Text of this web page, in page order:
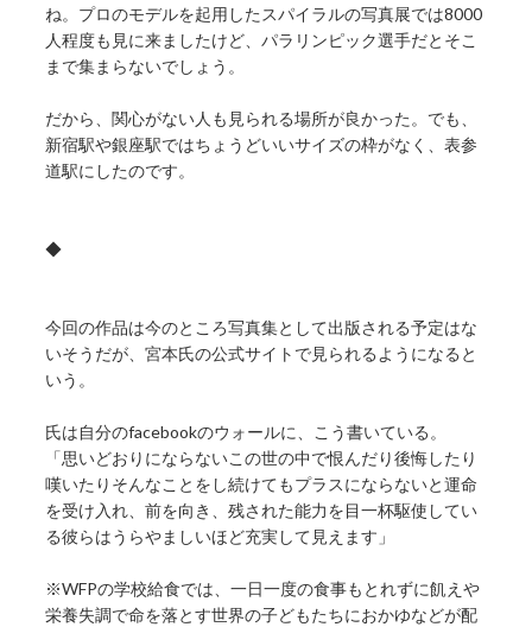
ね。プロのモデルを起用したスパイラルの写真展では8000
人程度も見に来ましたけど、パラリンピック選手だとそこ
まで集まらないでしょう。
だから、関心がない人も見られる場所が良かった。でも、
新宿駅や銀座駅ではちょうどいいサイズの枠がなく、表参
道駅にしたのです。
◆
今回の作品は今のところ写真集として出版される予定はな
いそうだが、宮本氏の公式サイトで見られるようになると
いう。
氏は自分のfacebookのウォールに、こう書いている。
「思いどおりにならないこの世の中で恨んだり後悔したり
嘆いたりそんなことをし続けてもプラスにならないと運命
を受け入れ、前を向き、残された能力を目一杯駆使してい
る彼らはうらやましいほど充実して見えます」
※WFPの学校給食では、一日一度の食事もとれずに飢えや
栄養失調で命を落とす世界の子どもたちにおかゆなどが配